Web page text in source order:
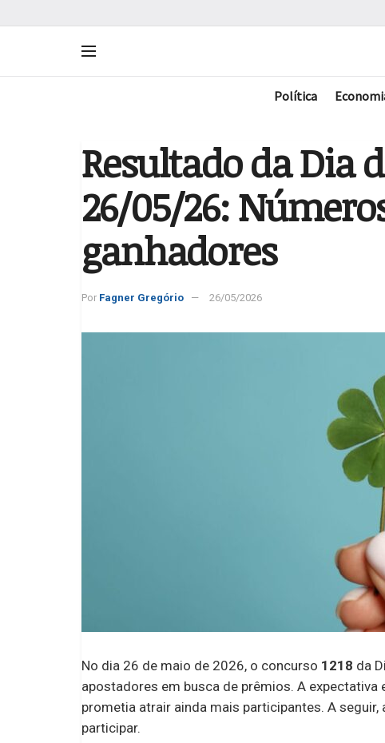
Política
Resultado da Dia
26/05/26:
ganhadores
Por Fagner Gregório 26/05/2026
No dia 26 de maio de 2026, o concurso 1218 da
apostadores em busca de prêmios. A
prometia atrair ainda mais participantes. A
participar.